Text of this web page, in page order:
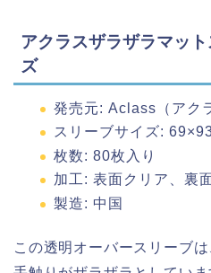
アクラスザラザラマッ
ズ
発売元: Aclass（アク
スリーブサイズ:
枚数: 80枚入り
加工: 表面クリア、裏
製造: 中国
この透明オーバースリーブ